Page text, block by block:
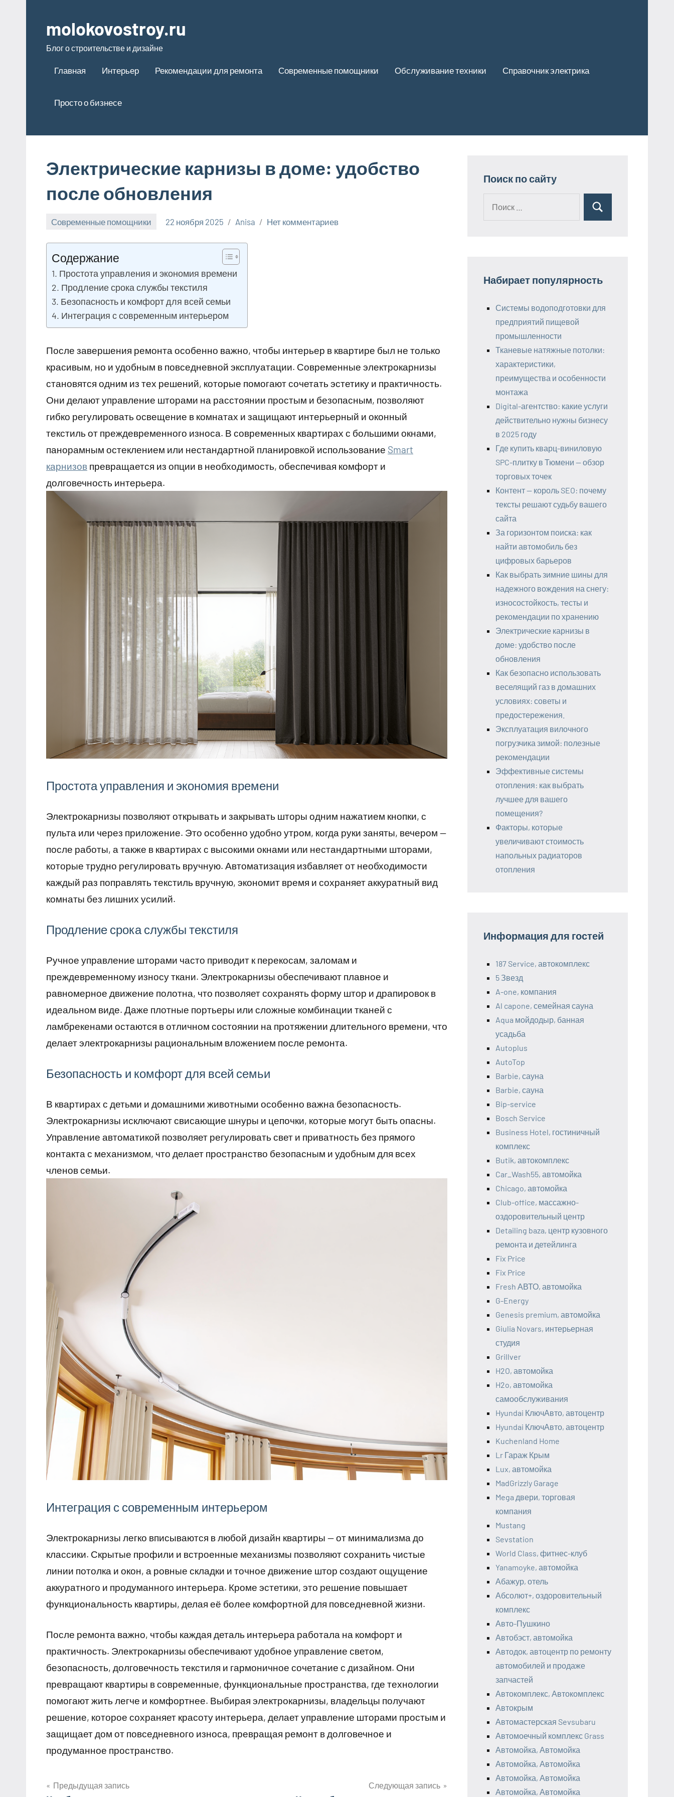
содержимому
molokovostroy.ru
Блог о строительстве и дизайне
Главная Интерьер Рекомендации для ремонта Современные помощники Обслуживание техники Справочник электрика
Просто о бизнесе
Электрические карнизы в доме: удобство
после обновления
Современные помощники 22 ноября 2025 Anisa Нет комментариев
Содержание
Простота управления и экономия времени
Продление срока службы текстиля
Безопасность и комфорт для всей семьи
Интеграция с современным интерьером
После завершения ремонта особенно важно, чтобы интерьер в квартире был не только
красивым, но и удобным в повседневной эксплуатации. Современные электрокарнизы
становятся одним из тех решений, которые помогают сочетать эстетику и практичность.
Они делают управление шторами на расстоянии простым и безопасным, позволяют
гибко регулировать освещение в комнатах и защищают интерьерный и оконный
текстиль от преждевременного износа. В современных квартирах с большими окнами,
панорамным остеклением или нестандартной планировкой использование Smart
карнизов превращается из опции в необходимость, обеспечивая комфорт и
долговечность интерьера.
Простота управления и экономия времени
Электрокарнизы позволяют открывать и закрывать шторы одним нажатием кнопки, с
пульта или через приложение. Это особенно удобно утром, когда руки заняты, вечером —
после работы, а также в квартирах с высокими окнами или нестандартными шторами,
которые трудно регулировать вручную. Автоматизация избавляет от необходимости
каждый раз поправлять текстиль вручную, экономит время и сохраняет аккуратный вид
комнаты без лишних усилий.
Продление срока службы текстиля
Ручное управление шторами часто приводит к перекосам, заломам и
преждевременному износу ткани. Электрокарнизы обеспечивают плавное и
равномерное движение полотна, что позволяет сохранять форму штор и драпировок в
идеальном виде. Даже плотные портьеры или сложные комбинации тканей с
ламбрекенами остаются в отличном состоянии на протяжении длительного времени, что
делает электрокарнизы рациональным вложением после ремонта.
Безопасность и комфорт для всей семьи
В квартирах с детьми и домашними животными особенно важна безопасность.
Электрокарнизы исключают свисающие шнуры и цепочки, которые могут быть опасны.
Управление автоматикой позволяет регулировать свет и приватность без прямого
контакта с механизмом, что делает пространство безопасным и удобным для всех
членов семьи.
Интеграция с современным интерьером
Электрокарнизы легко вписываются в любой дизайн квартиры — от минимализма до
классики. Скрытые профили и встроенные механизмы позволяют сохранить чистые
линии потолка и окон, а ровные складки и точное движение штор создают ощущение
аккуратного и продуманного интерьера. Кроме эстетики, это решение повышает
функциональность квартиры, делая её более комфортной для повседневной жизни.
После ремонта важно, чтобы каждая деталь интерьера работала на комфорт и
практичность. Электрокарнизы обеспечивают удобное управление светом,
безопасность, долговечность текстиля и гармоничное сочетание с дизайном. Они
превращают квартиры в современные, функциональные пространства, где технологии
помогают жить легче и комфортнее. Выбирая электрокарнизы, владельцы получают
решение, которое сохраняет красоту интерьера, делает управление шторами простым и
защищает дом от повседневного износа, превращая ремонт в долговечное и
продуманное пространство.
Предыдущая запись Следующая запись
Поиск по сайту
Поиск
Набирает популярность
Системы водоподготовки для
предприятий пищевой
промышленности
Тканевые натяжные потолки:
характеристики,
преимущества и особенности
монтажа
Digital-агентство: какие услуги
действительно нужны бизнесу
в 2025 году
Где купить кварц-виниловую
SPC-плитку в Тюмени — обзор
торговых точек
Контент — король SEO: почему
тексты решают судьбу вашего
сайта
За горизонтом поиска: как
найти автомобиль без
цифровых барьеров
Как выбрать зимние шины для
надежного вождения на снегу:
износостойкость, тесты и
рекомендации по хранению
Электрические карнизы в
доме: удобство после
обновления
Как безопасно использовать
веселящий газ в домашних
условиях: советы и
предостережения.
Эксплуатация вилочного
погрузчика зимой: полезные
рекомендации
Эффективные системы
отопления: как выбрать
лучшее для вашего
помещения?
Факторы, которые
увеличивают стоимость
напольных радиаторов
отопления
Информация для гостей
187 Service, автокомплекс
5 Звезд
A-one, компания
Al capone, семейная сауна
Aqua мойдодыр, банная
усадьба
Autoplus
AutoTop
Barbie, сауна
Barbie, сауна
Bip-service
Bosch Service
Business Hotel, гостиничный
комплекс
Butik, автокомплекс
Car_Wash55, автомойка
Chicago, автомойка
Club-office, массажно-
оздоровительный центр
Detailing baza, центр кузовного
ремонта и детейлинга
Fix Price
Fix Price
Fresh АВТО, автомойка
G-Energy
Genesis premium, автомойка
Giulia Novars, интерьерная
студия
Grillver
H2O, автомойка
H2o, автомойка
самообслуживания
Hyundai КлючАвто, автоцентр
Hyundai КлючАвто, автоцентр
Kuchenland Home
Lr Гараж Крым
Lux, автомойка
MadGrizzly Garage
Mega двери, торговая
компания
Mustang
Sevstation
World Class, фитнес-клуб
Yanamoyke, автомойка
Абажур, отель
Абсолют+, оздоровительный
комплекс
Авто-Пушкино
Автобэст, автомойка
Автодок, автоцентр по ремонту
автомобилей и продаже
запчастей
Автокомплекс, Автокомплекс
Автокрым
Автомастерская Sevsubaru
Автомоечный комплекс Grass
Автомойка, Автомойка
Автомойка, Автомойка
Автомойка, Автомойка
Автомойка, Автомойка